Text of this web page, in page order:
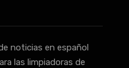
noticias en español
las limpiadoras de